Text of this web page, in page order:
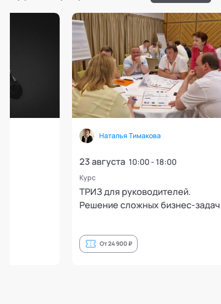
Наталья Тимакова
10:00 - 18:00
ТРИЗ для руководителей.
Решение сложных бизнес-задач
Группа